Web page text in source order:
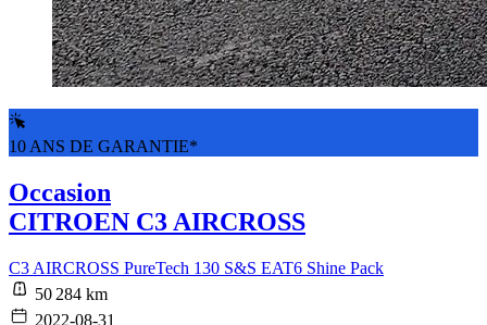
10 ANS DE GARANTIE*
Occasion
CITROEN C3 AIRCROSS
C3 AIRCROSS PureTech 130 S&S EAT6 Shine Pack
50 284 km
2022-08-31